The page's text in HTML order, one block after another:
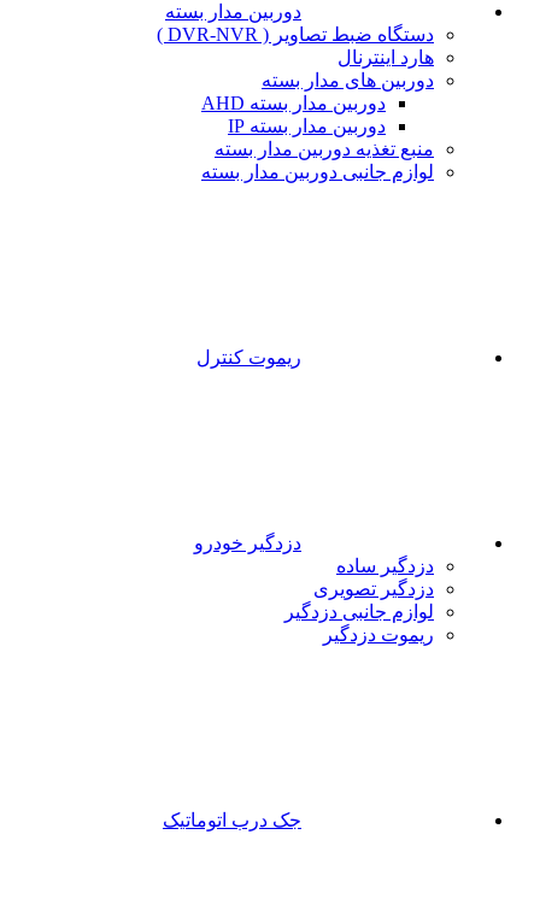
دوربین مدار بسته
دستگاه ضبط تصاویر ( DVR-NVR )
هارد اینترنال
دوربین های مدار بسته
دوربین مدار بسته AHD
دوربین مدار بسته IP
منبع تغذیه دوربین مدار بسته
لوازم جانبی دوربین مدار بسته
ریموت کنترل
دزدگیر خودرو
دزدگیر ساده
دزدگیر تصویری
لوازم جانبی دزدگیر
ریموت دزدگیر
جک درب اتوماتیک